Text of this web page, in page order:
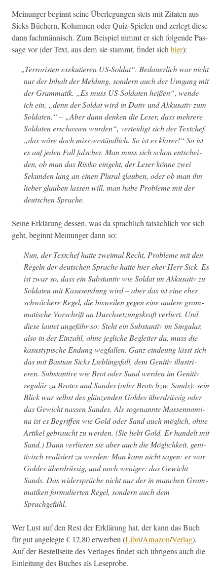
Mei­n­unger begin­nt seine Über­legun­gen stets mit Zitat­en aus
Sicks Büch­ern, Kolum­nen oder Quiz-Spie­len und zer­legt diese
dann fach­män­nisch. Zum Beispiel nimmt er sich fol­gende Pas­
sage vor (der Text, aus dem sie stammt, find­et sichhier):
„Ter­ror­is­ten exeku­tieren US-Sol­dat“. Bedauer­lich war nicht
nur der Inhalt der Mel­dung, son­dern auch der Umgang mit
der Gram­matik. „Es muss US-Sol­dat­en heißen“, wende
ich ein, „denn der Sol­dat wird in Dativ und Akkusativ zum
Sol­dat­en.“ – „Aber dann denken die Leser, dass mehrere
Sol­dat­en erschossen wur­den“, vertei­digt sich der Textchef,
„das wäre doch missver­ständlich. So ist es klar­er!“ So ist
es auf jeden Fall falsch­er. Man muss sich schon entschei­
den, ob man das Risiko einge­ht, der Leser könne zwei
Sekun­den lang an einen Plur­al glauben, oder ob man ihn
lieber glauben lassen will, man habe Prob­leme mit der
deutschen Sprache.
Seine Erk­lärung dessen, was da sprach­lich tat­säch­lich vor sich
geht, begin­nt Mei­n­unger dann so:
Nun, der Textchef hat­te zweimal Recht, Prob­leme mit den
Regeln der deutschen Sprache hat­te hier eher Herr Sick. Es
ist zwar so, dass ein Sub­stan­tiv wieSol­datim Akkusativ zu
Sol­dat­enmit Kasusendung wird – aber das ist eine eher
schwächere Regel, die bisweilen gegen eine andere gram­
ma­tis­che Vorschrift an Durch­set­zungskraft ver­liert. Und
diese lautet unge­fähr so: Ste­ht ein Sub­stan­tiv im Sin­gu­lar,
also in der Ein­zahl, ohne jegliche Begleit­er da, muss die
kasustyp­is­che Endung weg­fall­en. Ganz ein­deutig lässt sich
das mit Bas­t­ian Sicks Lieblings­fall, dem Gen­i­tiv illus­tri­
eren. Sub­stan­tive wie BrotoderSandwer­den im Gen­i­tiv
reg­ulär zu BrotesundSandes(oderBrotsbzw. Sands): sein
Blick war selb­st des glänzen­den Goldes über­drüs­sigoder
das Gewicht nassen Sandes. Als soge­nan­nte Massen­nom­i­
na ist es Begrif­f­en wieGoldoderSandauch möglich, ohne
Artikel gebraucht zu wer­den. (Sie liebt Gold. Er han­delt mit
Sand.) Dann ver­lieren sie aber auch die Möglichkeit, gen­i­
tivisch real­isiert zu wer­den: Man kann nicht sagen: er war
Goldes über­drüs­sig, und noch weniger: das Gewicht
Sands. Das wider­spräche nicht nur der in manchen Gram­
matiken for­mulierten Regel, son­dern auch dem
Sprachgefühl.
Wer Lust auf den Rest der Erk­lärung hat, der kann das Buch
für gut angelegte € 12,80 erwer­ben (Lib­ri/Ama­zon/Ver­lag).
Auf der Bestell­seite des Ver­lages find­et sich übri­gens auch die
Ein­leitung des Buch­es als Leseprobe.